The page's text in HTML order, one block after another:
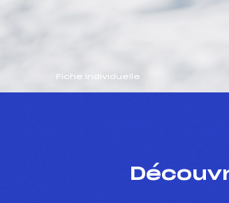
Fiche individuelle